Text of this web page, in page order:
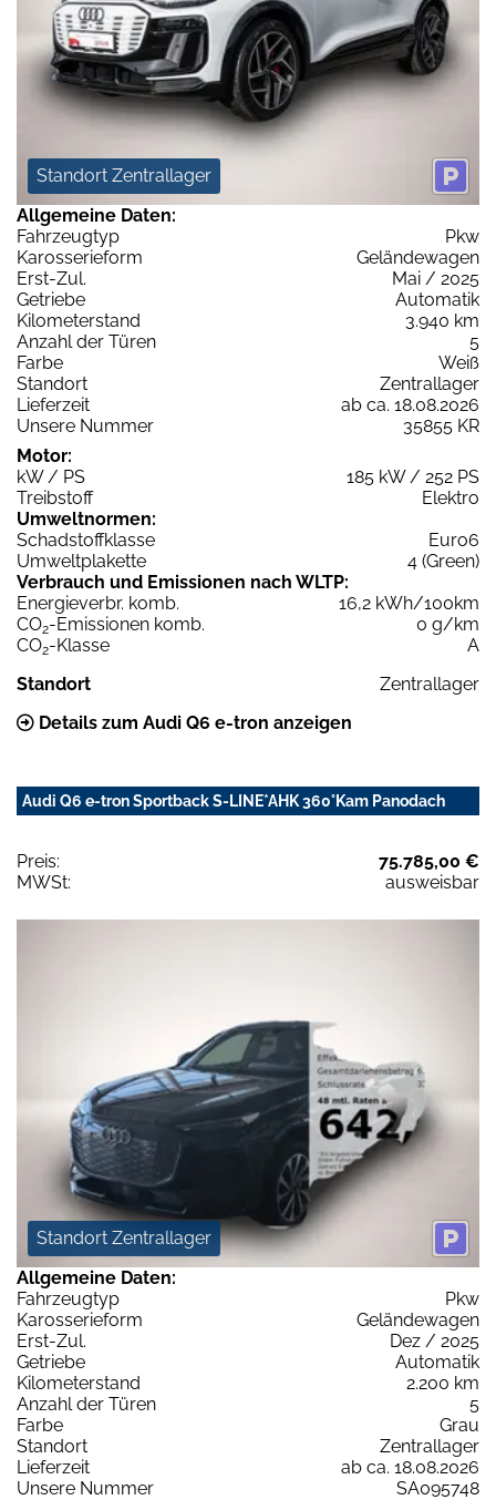
Standort Zentrallager
Allgemeine Daten:
Fahrzeugtyp
Pkw
Karosserieform
Geländewagen
Erst-Zul.
Mai / 2025
Getriebe
Automatik
Kilometerstand
3.940 km
Anzahl der Türen
5
Farbe
Weiß
Standort
Zentrallager
Lieferzeit
ab ca. 18.08.2026
Unsere Nummer
35855 KR
Motor:
kW / PS
185 kW / 252 PS
Treibstoff
Elektro
Umweltnormen:
Schadstoffklasse
Euro6
Umweltplakette
4 (Green)
Verbrauch und Emissionen nach WLTP:
Energieverbr. komb.
16,2 kWh/100km
CO2-Emissionen komb.
0 g/km
CO2-Klasse
A
Standort
Zentrallager
Details zum Audi Q6 e-tron anzeigen
Audi Q6 e-tron Sportback S-LINE*AHK 360°Kam Panodach
Preis:
75.785,00 €
MWSt:
ausweisbar
Standort Zentrallager
Allgemeine Daten:
Fahrzeugtyp
Pkw
Karosserieform
Geländewagen
Erst-Zul.
Dez / 2025
Getriebe
Automatik
Kilometerstand
2.200 km
Anzahl der Türen
5
Farbe
Grau
Standort
Zentrallager
Lieferzeit
ab ca. 18.08.2026
Unsere Nummer
SA095748